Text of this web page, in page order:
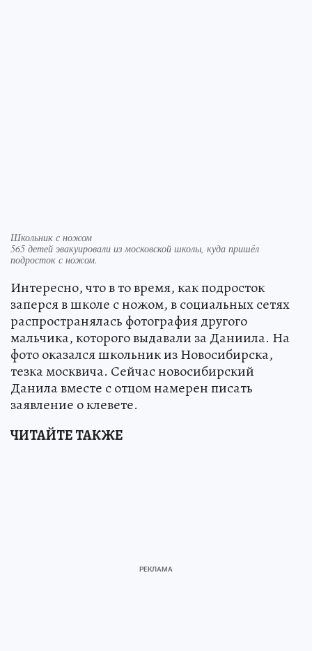
Школьник с ножом
565 детей эвакуировали из московской школы, куда пришёл
подросток с ножом.
Интересно, что в то время, как подросток
заперся в школе с ножом, в социальных сетях
распространялась фотография другого
мальчика, которого выдавали за Даниила. На
фото оказался школьник из Новосибирска,
тезка москвича. Сейчас новосибирский
Данила вместе с отцом намерен писать
заявление о клевете.
ЧИТАЙТЕ ТАКЖЕ